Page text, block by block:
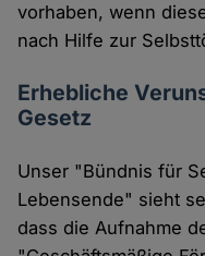
vorhaben, wenn
nach Hilfe zur
Erhebliche
Gesetz
Unser "Bündnis für
Lebensende" sieht
dass die Aufnahme